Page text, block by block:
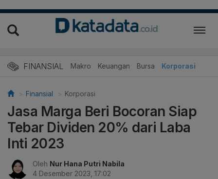
FINANSIAL Makro Keuangan Bursa Korporasi
Finansial Korporasi
Jasa Marga Beri Bocoran Siap
Tebar Dividen 20% dari Laba
Inti 2023
Oleh Nur Hana Putri Nabila
4 Desember 2023, 17:02